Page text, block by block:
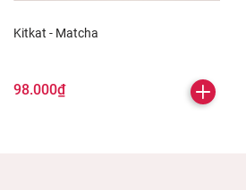
Kitkat - Matcha
98.000₫